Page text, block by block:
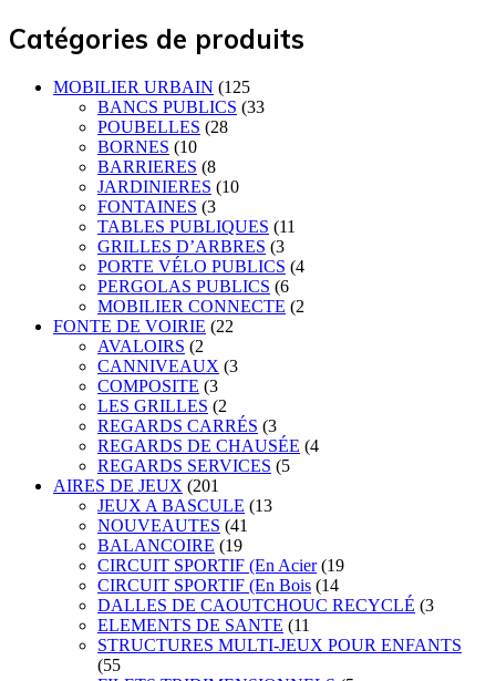
Catégories de produits
MOBILIER URBAIN (125
BANCS PUBLICS (33
POUBELLES (28
BORNES (10
BARRIERES (8
JARDINIERES (10
FONTAINES (3
TABLES PUBLIQUES (11
GRILLES D’ARBRES (3
PORTE VÉLO PUBLICS (4
PERGOLAS PUBLICS (6
MOBILIER CONNECTE (2
FONTE DE VOIRIE (22
AVALOIRS (2
CANNIVEAUX (3
COMPOSITE (3
LES GRILLES (2
REGARDS CARRÉS (3
REGARDS DE CHAUSÉE (4
REGARDS SERVICES (5
AIRES DE JEUX (201
JEUX A BASCULE (13
NOUVEAUTES (41
BALANCOIRE (19
CIRCUIT SPORTIF (En Acier (19
CIRCUIT SPORTIF (En Bois (14
DALLES DE CAOUTCHOUC RECYCLÉ (3
ELEMENTS DE SANTE (11
STRUCTURES MULTI-JEUX POUR ENFANTS
(55